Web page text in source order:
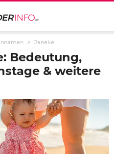
Janeke
Bedeutung,
& weitere